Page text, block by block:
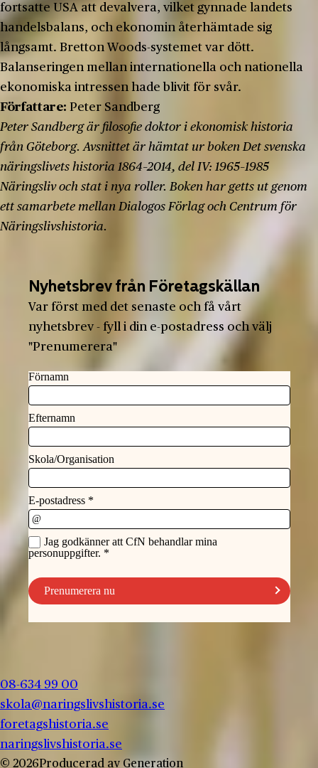
fortsatte USA att devalvera, vilket gynnade landets
handelsbalans, och ekonomin återhämtade sig
långsamt. Bretton Woods-systemet var dött.
Balanseringen mellan internationella och nationella
ekonomiska intressen hade blivit för svår.
Författare: Peter Sandberg
Peter Sandberg är filosofie doktor i ekonomisk historia
från Göteborg. Avsnittet är hämtat ur boken Det svenska
näringslivets historia 1864–2014, del IV: 1965–1985
Näringsliv och stat i nya roller. Boken har getts ut genom
ett samarbete mellan Dialogos Förlag och Centrum för
Näringslivshistoria.
Nyhetsbrev från Företagskällan
Var först med det senaste och få vårt
nyhetsbrev - fyll i din e-postadress och välj
"Prenumerera"
08-634 99 00
skola@naringslivshistoria.se
foretagshistoria.se
naringslivshistoria.se
© 2026Producerad av Generation